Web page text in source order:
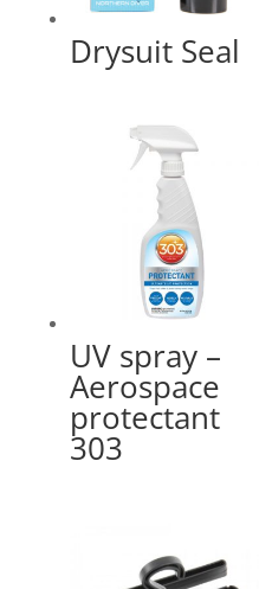
Drysuit Seal
UV spray –
Aerospace
protectant
303